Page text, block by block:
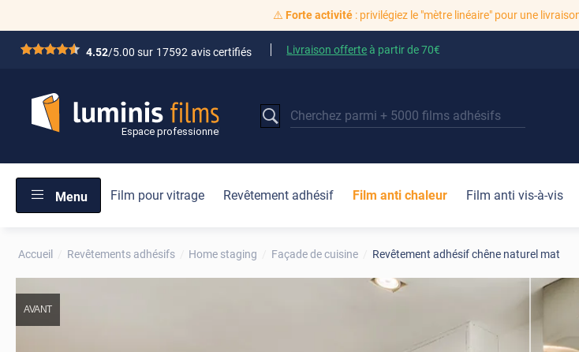
⚠️ Forte activité: privilégiez le "mètre linéaire" pour une
*****4.52/5.00 sur 17592 avis certifiés Livraison offerteà partir de70€
Menu Film pour vitrage Revêtement adhésif Film anti chaleur Film anti vis-à-vis
Accueil Revêtements adhésifs Home staging Façade de cuisine Revêtement adhésif chêne naturel mat
AVANT